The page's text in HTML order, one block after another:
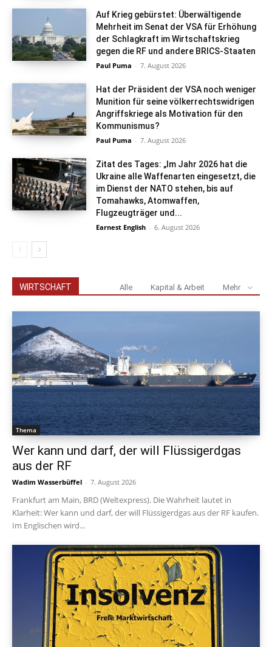
Auf Krieg gebürstet: Überwältigende
Mehrheit im Senat der VSA für Erhöhung
der Schlagkraft im Wirtschaftskrieg
gegen die RF und andere BRICS-Staaten
Paul Puma - 7. August 2026
Hat der Präsident der VSA noch weniger
Munition für seine völkerrechtswidrigen
Angriffskriege als Motivation für den
Kommunismus?
Paul Puma - 7. August 2026
Zitat des Tages: „Im Jahr 2026 hat die
Ukraine alle Waffenarten eingesetzt, die
im Dienst der NATO stehen, bis auf
Tomahawks, Atomwaffen,
Flugzeugträger und...
Earnest English - 6. August 2026
WIRTSCHAFT Alle Kapital & Arbeit Mehr
Thema
Wer kann und darf, der will Flüssigerdgas
aus der RF
Wadim Wasserbüffel - 7. August 2026
Frankfurt am Main, BRD (Weltexpress). Die Wahrheit lautet in
Klarheit: Wer kann und darf, der will Flüssigerdgas aus der RF kaufen.
Im Englischen wird...